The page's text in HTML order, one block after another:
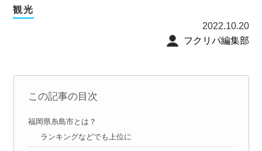
観光
2022.10.20
フクリパ編集部
この記事の目次
福岡県糸島市とは？
ランキングなどでも上位に